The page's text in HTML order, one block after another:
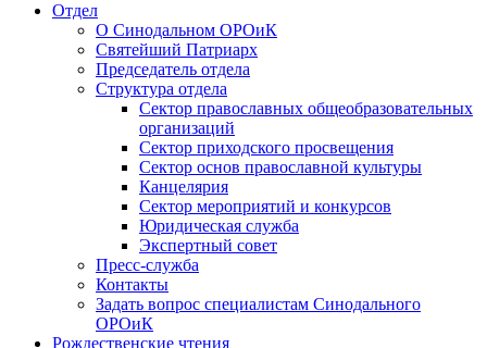
Отдел
О Синодальном ОРОиК
Святейший Патриарх
Председатель отдела
Структура отдела
Сектор православных общеобразовательных
организаций
Сектор приходского просвещения
Сектор основ православной культуры
Канцелярия
Сектор мероприятий и конкурсов
Юридическая служба
Экспертный совет
Пресс-служба
Контакты
Задать вопрос специалистам Синодального
ОРОиК
Рождественские чтения